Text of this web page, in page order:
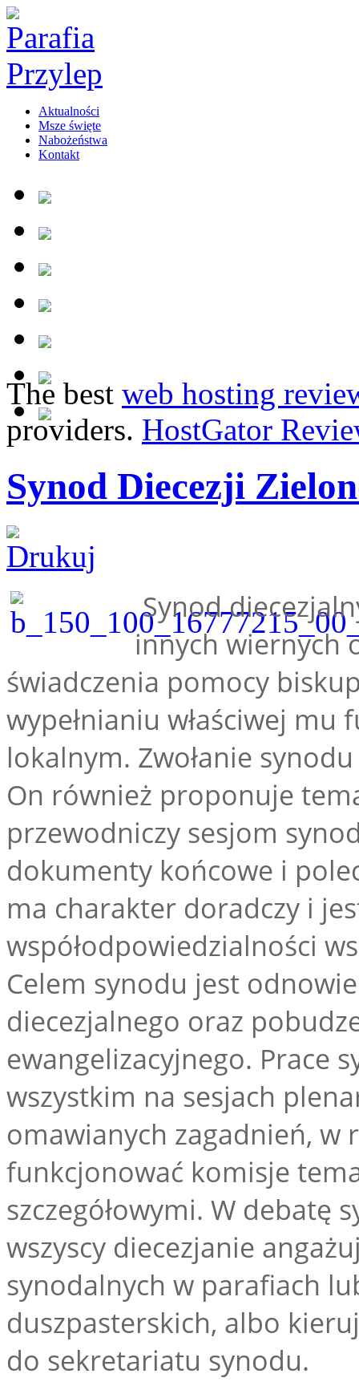
Aktualności
Msze święte
Nabożeństwa
Kontakt
The best web hosting
providers. HostGator
Synod Diecezji
Synod
innych wiernych
świadczenia pomocy
wypełnianiu właściwej mu
lokalnym. Zwołanie
On również proponuje
przewodniczy sesjom
dokumenty końcowe i
ma charakter doradczy i
współodpowiedzialności
Celem synodu jest
diecezjalnego oraz
ewangelizacyjnego. Prace
wszystkim na sesjach
omawianych zagadnień, w
funkcjonować komisje
szczegółowymi. W debatę
wszyscy diecezjanie
synodalnych w parafiach
duszpasterskich, albo
do sekretariatu synodu.